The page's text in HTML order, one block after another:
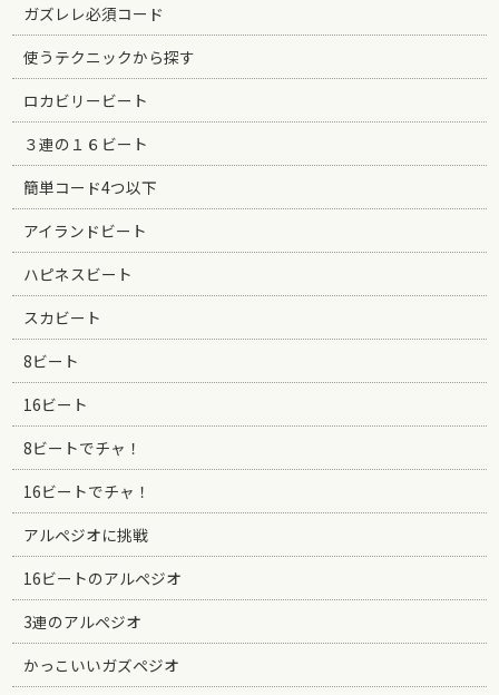
ガズレレ必須コード
使うテクニックから探す
ロカビリービート
３連の１６ビート
簡単コード4つ以下
アイランドビート
ハピネスビート
スカビート
8ビート
16ビート
8ビートでチャ！
16ビートでチャ！
アルペジオに挑戦
16ビートのアルペジオ
3連のアルペジオ
かっこいいガズペジオ